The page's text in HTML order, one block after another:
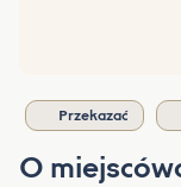
Przekazać
O